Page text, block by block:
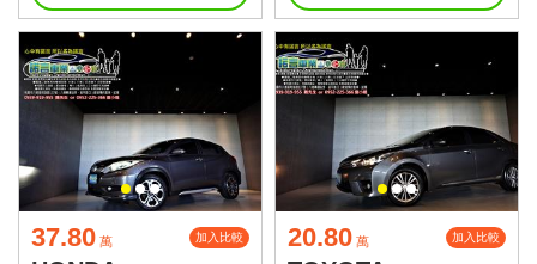
37.80 萬 加入比較 20.80 萬 加入比較